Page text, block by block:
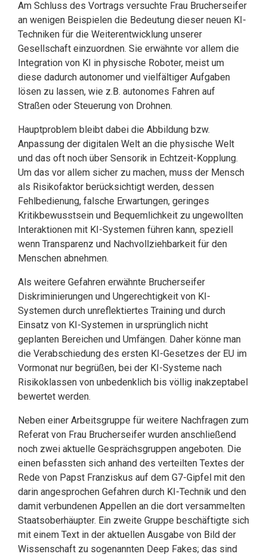
Am Schluss des Vortrags versuchte Frau Brucherseifer
an wenigen Beispielen die Be­deutung dieser neuen KI-
Techniken für die Weiterentwicklung unserer
Gesellschaft einzuordnen. Sie erwähnte vor allem die
Integration von KI in physische Roboter, meist um
diese dadurch autonomer und vielfältiger Aufgaben
lösen zu lassen, wie z.B. autonomes Fahren auf
Straßen oder Steuerung von Drohnen.
Hauptproblem bleibt dabei die Abbildung bzw.
Anpassung der digitalen Welt an die physische Welt
und das oft noch über Sensorik in Echtzeit-Kopplung.
Um das vor allem sicher zu machen, muss der Mensch
als Risikofaktor berücksichtigt werden, dessen
Fehlbedienung, falsche Erwartungen, geringes
Kritikbewusstsein und Bequemlichkeit zu ungewollten
Interaktionen mit KI-Systemen führen kann, speziell
wenn Transparenz und Nachvollziehbarkeit für den
Menschen abnehmen.
Als weitere Gefahren erwähnte Brucherseifer
Diskriminierungen und Ungerechtigkeit von KI-
Systemen durch unreflektiertes Training und durch
Einsatz von KI-Systemen in ursprünglich nicht
geplanten Bereichen und Umfängen. Daher könne man
die Verab­schiedung des ersten KI-Gesetzes der EU im
Vormonat nur begrüßen, bei der KI-Sy­steme nach
Risikoklassen von unbedenklich bis völlig inakzeptabel
bewertet werden.
Neben einer Arbeitsgruppe für weitere Nachfragen zum
Referat von Frau Bruchersei­fer wurden anschließend
noch zwei aktuelle Gesprächsgruppen angeboten. Die
einen befassten sich anhand des verteilten Textes der
Rede von Papst Franziskus auf dem G7-Gipfel mit den
darin angesprochen Gefahren durch KI-Technik und den
damit ver­bundenen Appellen an die dort versammelten
Staatsoberhäupter. Ein zweite Gruppe beschäftigte sich
mit einem Text in der aktuellen Ausgabe von Bild der
Wissenschaft zu sogenannten Deep Fakes; das sind